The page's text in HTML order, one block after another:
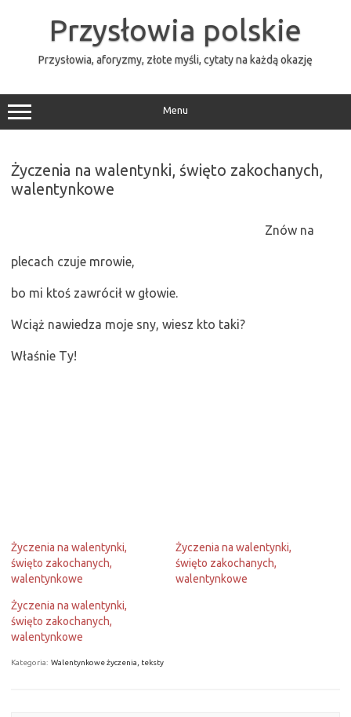
Przysłowia polskie
Przysłowia, aforyzmy, złote myśli, cytaty na każdą okazję
Menu
Życzenia na walentynki, święto zakochanych,
walentynkowe
Znów na
plecach czuje mrowie,
bo mi ktoś zawrócił w głowie.
Wciąż nawiedza moje sny, wiesz kto taki?
Właśnie Ty!
Życzenia na walentynki,
święto zakochanych,
walentynkowe
Życzenia na walentynki,
święto zakochanych,
walentynkowe
Życzenia na walentynki,
święto zakochanych,
walentynkowe
Kategoria: Walentynkowe życzenia, teksty